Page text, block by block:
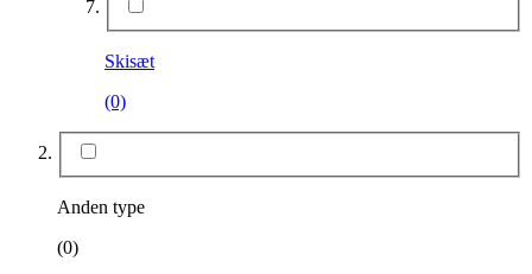
Skisæt
(0)
Anden type
(0)